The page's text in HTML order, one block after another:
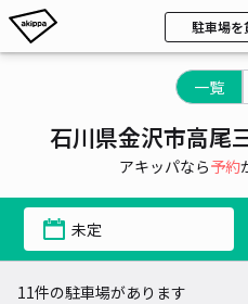
駐車場を
一覧
石川県金沢市高尾
アキッパなら予約
未定
11件の駐車場があります